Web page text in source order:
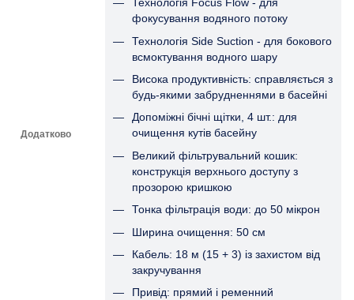
Додатково
фокусування водяного потоку
Технологія Side Suction - для бокового
всмоктування водного шару
Висока продуктивність: справляється з
будь-якими забрудненнями в басейні
Допоміжні бічні щітки, 4 шт.: для
очищення кутів басейну
Великий фільтрувальний кошик:
конструкція верхнього доступу з
прозорою кришкою
Тонка фільтрація води: до 50 мікрон
Ширина очищення: 50 см
Кабель: 18 м (15 + 3) із захистом від
закручування
Привід: прямий і ременний